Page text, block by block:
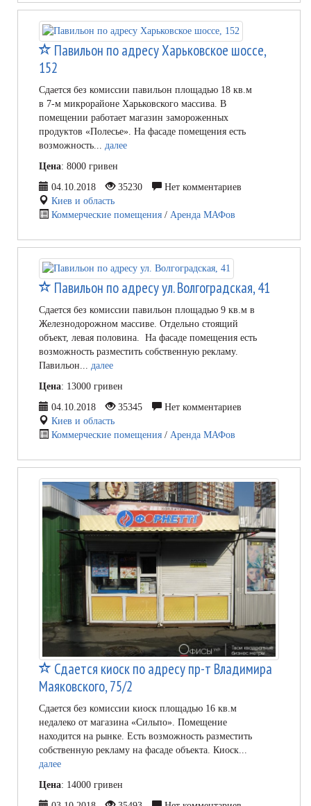
Павильон по адресу Харьковское шоссе,
152
Сдается без комиссии павильон площадью 18 кв.м
в 7-м микрорайоне Харьковского массива. В
помещении работает магазин замороженных
продуктов «Полесье». На фасаде помещения есть
возможность... далее
Цена: 8000 гривен
04.10.2018
35230
Нет комментариев
Киев и область
Коммерческие помещения / Аренда МАФов
Павильон по адресу ул. Волгоградская, 41
Сдается без комиссии павильон площадью 9 кв.м в
Железнодорожном массиве. Отдельно стоящий
объект, левая половина. На фасаде помещения есть
возможность разместить собственную рекламу.
Павильон... далее
Цена: 13000 гривен
04.10.2018
35345
Нет комментариев
Киев и область
Коммерческие помещения / Аренда МАФов
Сдается киоск по адресу пр-т Владимира
Маяковского, 75/2
Сдается без комиссии киоск площадью 16 кв.м
недалеко от магазина «Сильпо». Помещение
находится на рынке. Есть возможность разместить
собственную рекламу на фасаде объекта. Киоск...
далее
Цена: 14000 гривен